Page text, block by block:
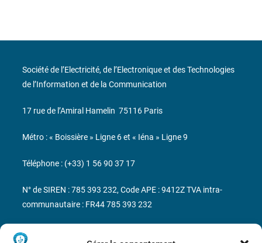
Bicentenaire des découvertes d’André-
Société de l’Electricité, de l’Electronique et des Technologies
de l’Information et de la Communication
17 rue de l’Amiral Hamelin 75116 Paris
Métro : « Boissière » Ligne 6 et « Iéna » Ligne 9
Téléphone : (+33) 1 56 90 37 17
N° de SIREN : 785 393 232, Code APE : 9412Z TVA intra-
communautaire : FR44 785 393 232